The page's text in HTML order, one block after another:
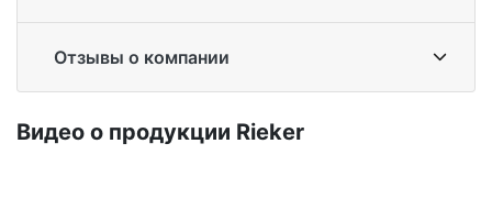
Отзывы о компании
Ви­део о про­дук­ции Ri­eker